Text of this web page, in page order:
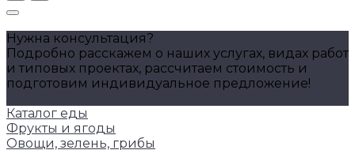
Нужна консультация?
Подробно расскажем о наших услугах, видах работ
и типовых проектах, рассчитаем стоимость и
подготовим индивидуальное предложение!
Каталог еды
Фрукты и ягоды
Овощи, зелень, грибы